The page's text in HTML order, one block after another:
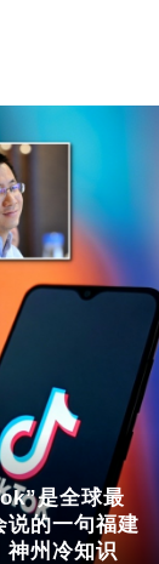
是全球最
说的一句福建
神州冷知识